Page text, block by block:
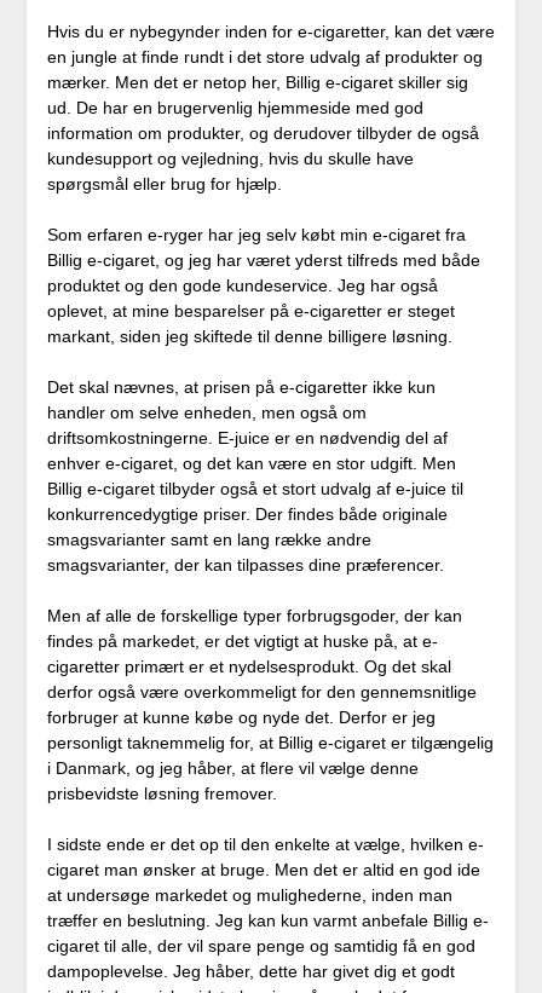
Hvis du er nybegynder inden for e-cigaretter, kan det være
en jungle at finde rundt i det store udvalg af produkter og
mærker. Men det er netop her, Billig e-cigaret skiller sig
ud. De har en brugervenlig hjemmeside med god
information om produkter, og derudover tilbyder de også
kundesupport og vejledning, hvis du skulle have
spørgsmål eller brug for hjælp.
Som erfaren e-ryger har jeg selv købt min e-cigaret fra
Billig e-cigaret, og jeg har været yderst tilfreds med både
produktet og den gode kundeservice. Jeg har også
oplevet, at mine besparelser på e-cigaretter er steget
markant, siden jeg skiftede til denne billigere løsning.
Det skal nævnes, at prisen på e-cigaretter ikke kun
handler om selve enheden, men også om
driftsomkostningerne. E-juice er en nødvendig del af
enhver e-cigaret, og det kan være en stor udgift. Men
Billig e-cigaret tilbyder også et stort udvalg af e-juice til
konkurrencedygtige priser. Der findes både originale
smagsvarianter samt en lang række andre
smagsvarianter, der kan tilpasses dine præferencer.
Men af alle de forskellige typer forbrugsgoder, der kan
findes på markedet, er det vigtigt at huske på, at e-
cigaretter primært er et nydelsesprodukt. Og det skal
derfor også være overkommeligt for den gennemsnitlige
forbruger at kunne købe og nyde det. Derfor er jeg
personligt taknemmelig for, at Billig e-cigaret er tilgængelig
i Danmark, og jeg håber, at flere vil vælge denne
prisbevidste løsning fremover.
I sidste ende er det op til den enkelte at vælge, hvilken e-
cigaret man ønsker at bruge. Men det er altid en god ide
at undersøge markedet og mulighederne, inden man
træffer en beslutning. Jeg kan kun varmt anbefale Billig e-
cigaret til alle, der vil spare penge og samtidig få en god
dampoplevelse. Jeg håber, dette har givet dig et godt